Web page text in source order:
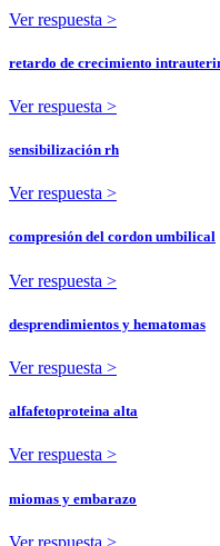
Ver respuesta >
retardo de crecimiento
Ver respuesta >
sensibilización rh
Ver respuesta >
compresión del cordon umbilical
Ver respuesta >
desprendimientos y hematomas
Ver respuesta >
alfafetoproteina alta
Ver respuesta >
miomas y embarazo
Ver respuesta >